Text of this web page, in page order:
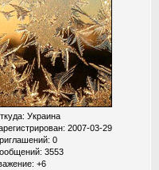
Украина
: 2007-03-29
0
3553
+6